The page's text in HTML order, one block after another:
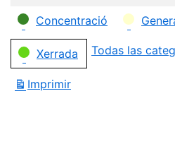
Categorías
Concentració
Xerrada Todas las
Imprimir